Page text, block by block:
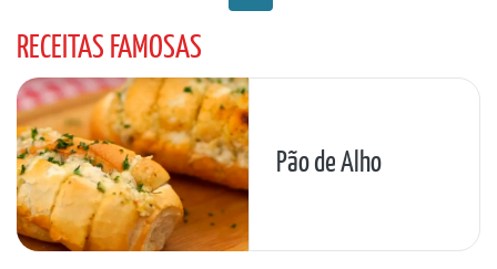
RECEITAS FAMOSAS
Pão de Alho